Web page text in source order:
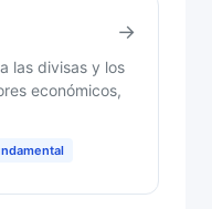
las divisas y los
económicos,
→